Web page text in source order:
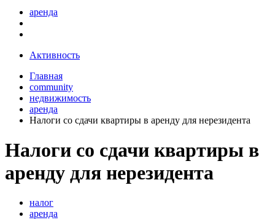
аренда
Активность
Главная
community
недвижимость
аренда
Налоги со сдачи квартиры в аренду для нерезидента
Налоги со сдачи квартиры в
аренду для нерезидента
налог
аренда